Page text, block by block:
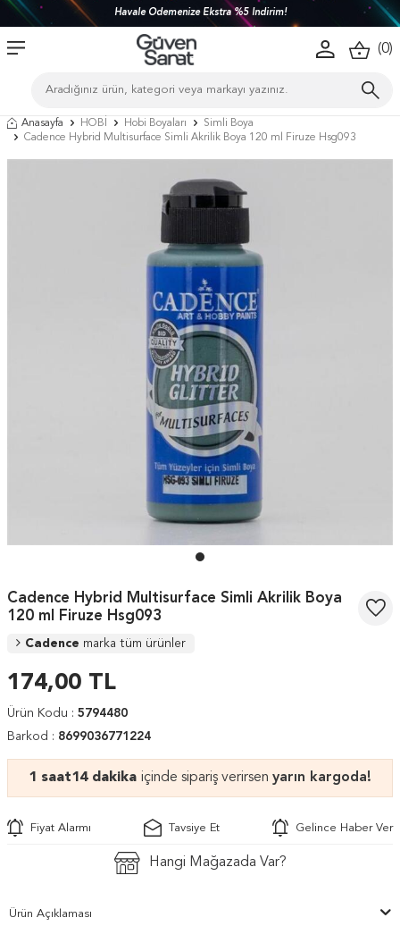
Havale Ödemenize Ekstra %5 İndirim!
(0)
Anasayfa HOBİ Hobi Boyaları
Simli Boya
Cadence Hybrid Multisurface Simli Akrilik Boya 120 ml Firuze Hsg093
Cadence Hybrid Multisurface Simli Akrilik Boya
120 ml Firuze Hsg093
Cadence marka tüm ürünler
174,00 TL
Ürün Kodu : 5794480
Barkod : 8699036771224
1 saat14 dakika içinde sipariş verirsen yarın kargoda!
Fiyat Alarmı Tavsiye Et Gelince Haber Ver
Hangi Mağazada Var?
Ürün Açıklaması